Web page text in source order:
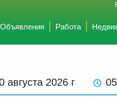
Объявления Работа
августа 2026 г